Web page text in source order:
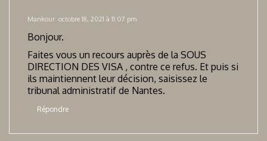
Mankour octobre 18, 2021 à 11:07 pm
Bonjour.
Faites vous un recours auprès de la SOUS
DIRECTION DES VISA , contre ce refus. Et puis si
ils maintiennent leur décision, saisissez le
tribunal administratif de Nantes.
Répondre